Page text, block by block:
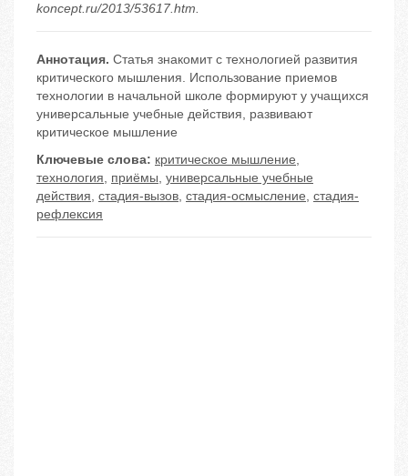
koncept.ru/2013/53617.htm.
Аннотация. Статья знакомит с технологией развития
критического мышления. Использование приемов
технологии в начальной школе формируют у учащихся
универсальные учебные действия, развивают
критическое мышление
Ключевые слова: критическое мышление,
технология, приёмы, универсальные учебные
действия, стадия-вызов, стадия-осмысление, стадия-
рефлексия